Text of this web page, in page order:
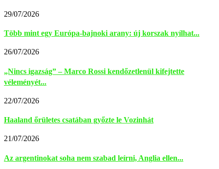
29/07/2026
Több mint egy Európa-bajnoki arany: új korszak nyílhat...
26/07/2026
„Nincs igazság” – Marco Rossi kendőzetlenül kifejtette
véleményét...
22/07/2026
Haaland őrületes csatában győzte le Vozinhát
21/07/2026
Az argentinokat soha nem szabad leírni, Anglia ellen...